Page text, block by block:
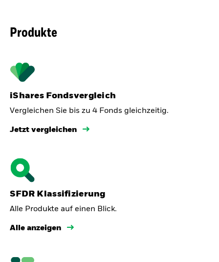
Produkte
iShares Fondsvergleich
Vergleichen Sie bis zu 4 Fonds gleichzeitig.
Jetzt vergleichen
SFDR Klassifizierung
Alle Produkte auf einen Blick.
Alle anzeigen